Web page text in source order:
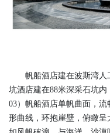
帆船酒店建在波斯湾人
坑酒店建在88米深采石坑内
03）帆船酒店单帆曲面，
形曲线，环抱崖壁，俯瞰